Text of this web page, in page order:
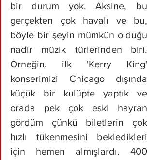
bir durum yok. Aksine, bu
gerçekten çok havalı ve bu,
böyle bir şeyin mümkün olduğu
nadir müzik türlerinden biri.
Örneğin, ilk 'Kerry King'
konserimizi Chicago dışında
küçük bir kulüpte yaptık ve
orada pek çok eski hayran
gördüm çünkü biletlerin çok
hızlı tükenmesini bekledikleri
için hemen almışlardı. 400